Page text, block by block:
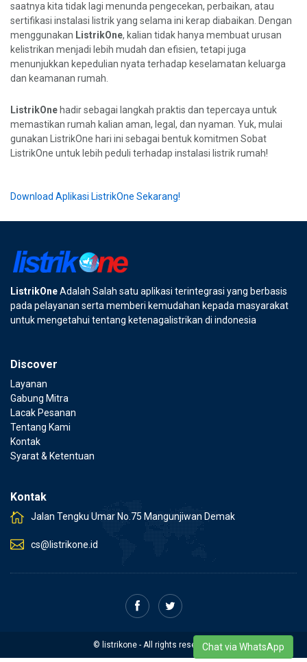
saatnya kita tidak lagi menunda pengecekan, perbaikan, atau
sertifikasi instalasi listrik yang selama ini kerap diabaikan. Dengan
menggunakan ListrikOne, kalian tidak hanya membuat urusan
kelistrikan menjadi lebih mudah dan efisien, tetapi juga
menunjukkan kepedulian nyata terhadap keselamatan keluarga
dan keamanan rumah.
ListrikOne hadir sebagai langkah praktis dan tepercaya untuk
memastikan rumah kalian aman, legal, dan nyaman. Yuk, mulai
gunakan ListrikOne hari ini sebagai bentuk komitmen Sobat
ListrikOne untuk lebih peduli terhadap instalasi listrik rumah!
Download Aplikasi ListrikOne Sekarang!
ListrikOneAdalah Salah satu aplikasi terintegrasi yang berbasis
pada pelayanan serta memberi kemudahan kepada masyarakat
untuk mengetahui tentang ketenagalistrikan di indonesia
Discover
Layanan
Gabung Mitra
Lacak Pesanan
Tentang Kami
Kontak
Syarat & Ketentuan
Kontak
Jalan Tengku Umar No.75 Mangunjiwan Demak
cs@listrikone.id
© listrikone - All rights reserved.Chat via WhatsApp